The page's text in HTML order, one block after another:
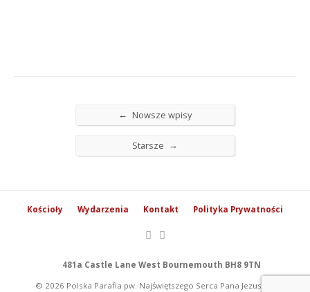
← Nowsze wpisy
Starsze →
Kościoły Wydarzenia Kontakt Polityka Prywatności
481a Castle Lane West Bournemouth BH8 9TN
© 2026 Polska Parafia pw. Najświętszego Serca Pana Jezusa w